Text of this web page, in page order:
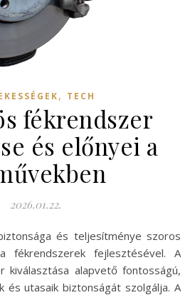
, TECH
fékrendszer
és előnyei a
2026.01.22.
fékrendszerek fejlesztésével. A
kiválasztása alapvető fontosságú,
és utasaik biztonságát szolgálja. A